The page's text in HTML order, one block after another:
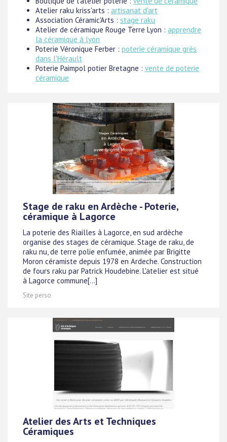
Atelier raku kriss'arts : artisanat d'art
Association Céramic'Arts : stage raku
Atelier de céramique Rouge Terre Lyon : apprendre
la céramique à lyon
Poterie Véronique Ferber : poterie céramique grès
dans l'Hérault
Poterie Paimpol potier Bretagne : vente de poterie
céramique
Stage de raku en Ardèche - Poterie,
céramique à Lagorce
La poterie des Riailles à Lagorce, en sud ardèche
organise des stages de céramique. Stage de raku, de
raku nu, de terre polie enfumée, animée par Brigitte
Moron céramiste depuis 1978 en Ardeche. Construction
de fours raku par Patrick Houdebine. L'atelier est situé
à Lagorce commune[...]
Site perso
Atelier des Arts et Techniques
Céramiques